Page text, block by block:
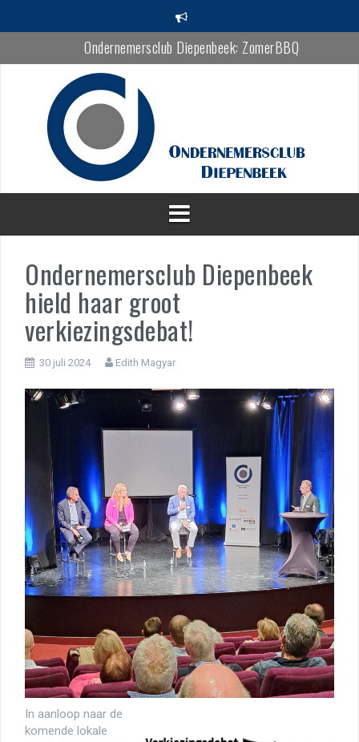
Ondernemersclub Diepenbeek: ZomerBBQ
OCD bezoekt Bewel in Hasselt
Ontbijtsessie bij Bewel in Hasselt
Nieuwjaarsreceptie 2026
Nieuwjaarsreceptie met WinterBBQ
ZomerBBQ op KFC Diepenbeek
Ondernemersclub Diepenbeek
hield haar groot
verkiezingsdebat!
30 juli 2024 Edith Magyar
In aanloop naar de
komende lokale